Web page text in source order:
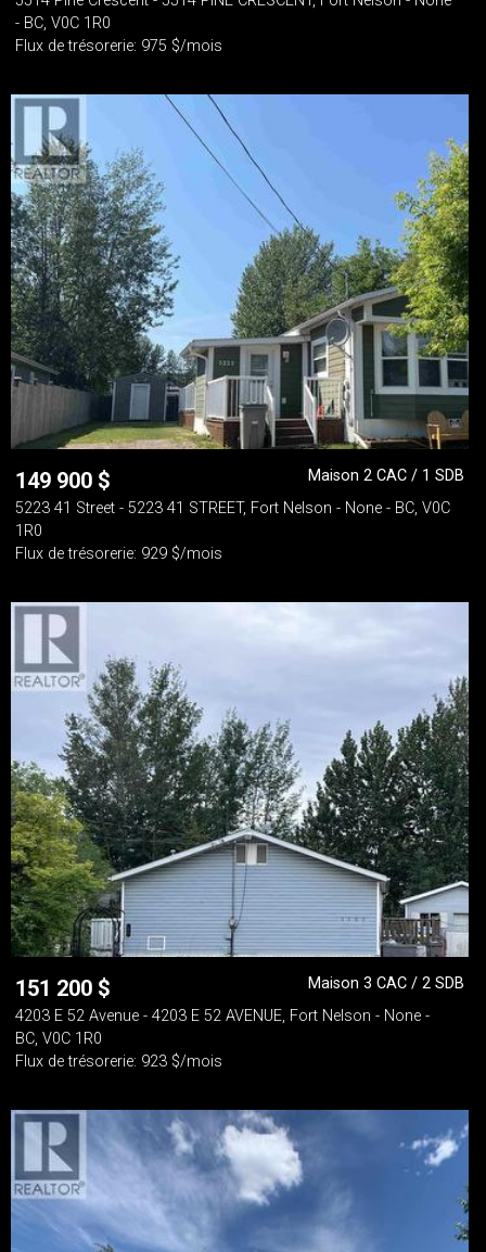
- BC, V0C 1R0
Flux de trésorerie: 975 $/mois
149 900 $
Maison 2 CAC / 1 SDB
5223 41 Street - 5223 41 STREET, Fort Nelson - None - BC, V0C
1R0
Flux de trésorerie: 929 $/mois
151 200 $
Maison 3 CAC / 2 SDB
4203 E 52 Avenue - 4203 E 52 AVENUE, Fort Nelson - None -
BC, V0C 1R0
Flux de trésorerie: 923 $/mois